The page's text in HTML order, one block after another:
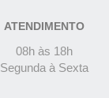
ATENDIMENTO
08h às 18h
Segunda à Sexta